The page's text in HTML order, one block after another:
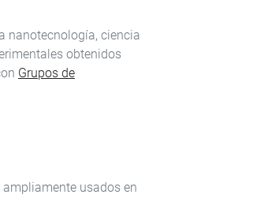
nanotecnología, ciencia
obtenidos
Grupos de
usados en